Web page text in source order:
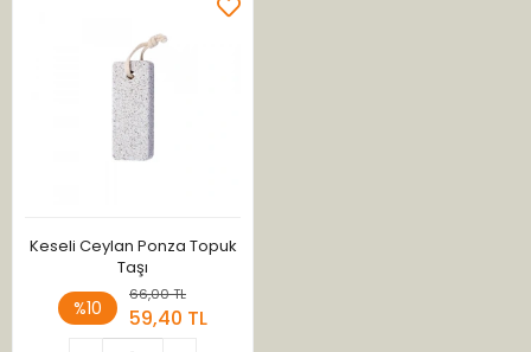
Keseli Ceylan Ponza Topuk
Taşı
%10
66,00 TL
59,40 TL